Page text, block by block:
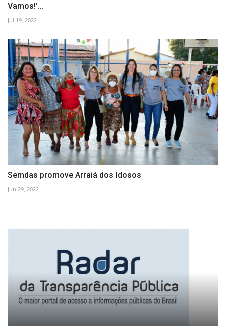
Vamos!’...
Jul 19, 2022
Semdas promove Arraiá dos Idosos
Jun 29, 2022